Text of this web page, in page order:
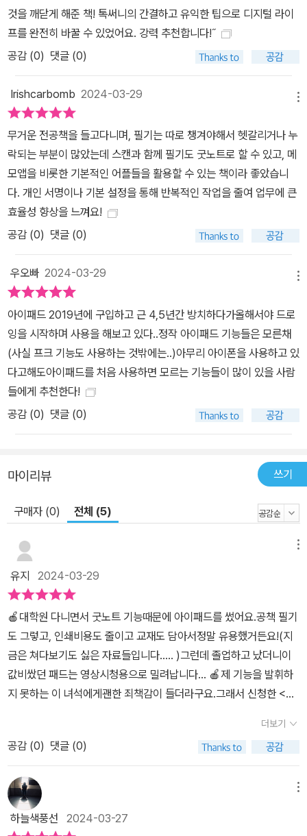
아이패드의 대표 앱은 무엇일까요? 아이패드에서 그림을 그릴 때는
프로크리에이트, 공부를 하거나 다이어리를 쓸 때는 굿노트, 영상을
편집할 때는 루마퓨전을 사용해 보세요. 이 외에도 아이패드의 라이
더 스캐너 기능을 이용해 전 세계 곳곳을 탐방하는 앱과 듀얼 쇼크를
연결해 할 수 있는 다이내믹한 게임도 추천해 드려요. 그리고 각 앱이
무료인지, 유료인지 한눈에 들어오도록 표시해 두어 더욱 편리하게
따라 할 수 있습니다. 톡써니의 《된다! 아이패드 24시간 활용법》으로
매일매일을 더 알차고 즐겁게 보내세요! 직장 업무, 공부, 취미 생활도
아이패드 하나로 끝낸다! 집, 회사, 학교까지 어디서나 알차게 활용해
보세요! 아이패드, 어디까지 사용해 봤나요? 업무 이메일 관리, 문서
작업, 원격 제어 등 직장인을 위한 아이패드 활용법과 공부, 취미 등
자기계발에 관심이 많은 ‘갓생러’를 위한 활용법을 한데 모았습니다.
트의 간단한 사용법을 소개하니 따라 해보며 진정한 아이패드 생활을
시작해 보세요! 굿노트로는 자유롭게 메모하거나 자료를 스캔해 공부
할 수도 있고, 아기자기한 속지를 다운로드해 다이어리를 쓰며 하루
를 마무리할 수도 있어요. 이제는 아이패드를 넷플릭스, 유튜브 시청
용만이 아니라 일상 곳곳에서 좀 더 가치 있게 쓸 수 있을 거예요! 이
젠 아이도 쓰는 아이패드! 일단 사 주기는 했는데, 어떻게 관리할지 걱
정되나요? 아이가 아이패드를 어떻게 관리하면 좋을지 걱정된다면
이가 쓸 아이패드를 설정하는 방법부터, 톡써니가 자주 사용하는 엄
요? 아이폰, 맥북은 물론 안드로이드, 윈도우와 연동해서 편의성 20
의 굉장한 시너지를 활용하는 것이죠. 에어드롭, 핸드오프, 유니버설
단순 반복 작업을 간단히 끝낼 수 있어요. 간단한 연동 기능을 시작으
로 아이패드를 맥의 듀얼 모니터로 사용할 수 있는 기능도 설명해요.
이뿐만 아니라 안드로이드 사용자를 위해 호환성이 우수한 공통 앱으
로 아이패드와 연동, 공유하는 방법과 윈도우 사용자를 위한 서버 연
결, 아이클라우드 사용법도 이 책에서 찾아볼 수 있습니다. 화면이 켜
지지 않아요! 아이패드를 잃어버렸어요! 아이패드에 문제가 생겼나
요? 당황하지 말고 이 책을 펼쳐 보세요! 아이패드 화면이 갑자기 켜
지지 않거나 꺼지지 않을 때는 어떻게 해야 하나요? 아이패드를 초기
게 하죠? 수많은 아이패드 사용자의 고민을 이 책의 6장에서 모두 해
결할 수 있습니다. 이제 번거롭게 인터넷에 검색하지 않아도 됩니다!
헷갈리는 부분은 동영상을 보며 해결하세요! 이 책 곳곳에서 톡써니
의 유튜브 동영상으로 이동할 수 있는 QR코드를 찾아볼 수 있어요.
이해하기 어려운 내용은 QR코드를 스캔해서 보충 설명을 확인해 보
세요! 이런 분이 보면 좋아요! ✔ 태블릿을 하나 장만해 본전 뽑고 싶
것을 깨닫게 해준 책! 톡써니의 간결하고 유익한 팁으로 디지털 라이
프를 완전히 바꿀 수 있었어요. 강력 추천합니다!˝
공감 (0) 댓글 (0)
Irishcarbomb 2024-03-29
무거운 전공책을 들고다니며, 필기는 따로 챙겨야해서 헷갈리거나 누
락되는 부분이 많았는데 스캔과 함께 필기도 굿노트로 할 수 있고, 메
모앱을 비롯한 기본적인 어플들을 활용할 수 있는 책이라 좋았습니
다. 개인 서명이나 기본 설정을 통해 반복적인 작업을 줄여 업무에 큰
효율성 향상을 느껴요!
공감 (0) 댓글 (0)
우오빠 2024-03-29
아이패드 2019년에 구입하고 근 4,5년간 방치하다가올해서야 드로
잉을 시작하며 사용을 해보고 있다..정작 아이패드 기능들은 모른채
(사실 프크 기능도 사용하는 것밖에는..)아무리 아이폰을 사용하고 있
다고해도아이패드를 처음 사용하면 모르는 기능들이 많이 있을 사람
들에게 추천한다!
공감 (0) 댓글 (0)
마이리뷰 쓰기
구매자 (0) 전체 (5)
유지 2024-03-29
🍎대학원 다니면서 굿노트 기능때문에 아이패드를 썼어요.공책 필기
도 그렇고, 인쇄비용도 줄이고 교재도 담아서정말 유용했거든요!(지
금은 쳐다보기도 싫은 자료들입니다..... )그런데 졸업하고 났더니이
값비쌌던 패드는 영상시청용으로 밀려납니다... 🍎제 기능을 발휘하
지 못하는 이 녀석에게괜한 죄책감이 들더라구요.그래서 신청한 <아
많아 꼼꼼히 보았어요!🙉아이들 영상시청을 대비한 '화면 주시 거
리'기능도 있네요?(제일 마음에 들었어요!)freeform 어플로 그림도
그리고,프로크리에이트도 간단히 소개되어 있어유료 결재 후 처음 끄
적여봤습니다^^❤️‍🔥사람은 쓰던 기능만 쓴다잖아요.새로운 갤럭시, 아
이폰가 춣시될 때마다 숫자가 커지고 알파벳도 추가되고 카메라렌즈
도 늘지만제가 쓸 수 있는 기능은 정작 제자리라는....😑그래서 폭 넓
더보기
공감 (0) 댓글 (0)
하늘색풍선 2024-03-27